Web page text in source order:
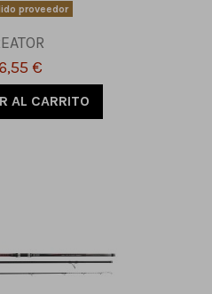
proveedor
€
AL CARRITO